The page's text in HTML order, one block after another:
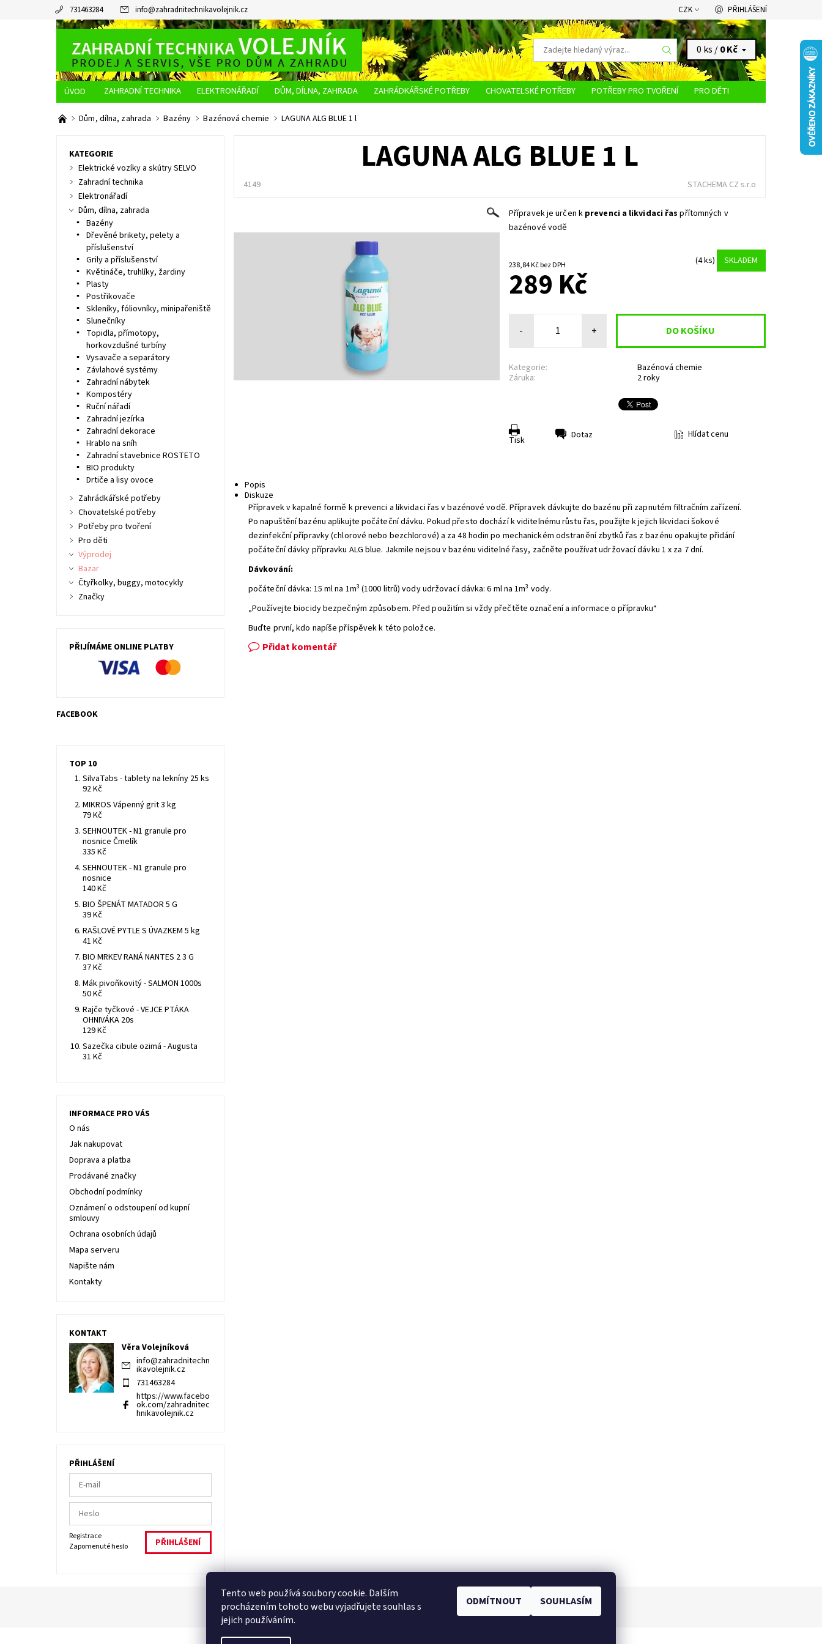
731463284 info@zahradnitechnikavolejnik.cz CZK PŘIHLÁŠENÍ
0 ks /0 Kč
ZAHRADNÍ TECHNIKA ELEKTRONÁŘADÍ DŮM, DÍLNA, ZAHRADA ZAHRÁDKÁŘSKÉ POTŘEBY CHOVATELSKÉ POTŘEBY POTŘEBY PRO TVOŘENÍ
PRO DĚTI
O NÁS
JAK NAKUPOVAT DOPRAVA A PLATBA OBCHODNÍ PODMÍNKY
Dům, dílna, zahrada Bazény Bazénová chemie LAGUNA ALG BLUE 1 l
LAGUNA ALG BLUE 1 L
4149 STACHEMA CZ s.r.o
Přípravek je určen k prevenci a likvidaci řas přítomných v
bazénové vodě
238,84 Kč bez DPH (4 ks) SKLADEM
289 Kč
- +
Kategorie:
Bazénová chemie
Záruka:
2 roky
Tisk Dotaz Hlídat cenu
Popis
Diskuze
Přípravek v kapalné formě k prevenci a likvidaci řas v bazénové vodě. Přípravek dávkujte do bazénu při zapnutém filtračním zařízení.
Po napuštění bazénu aplikujte počáteční dávku. Pokud přesto dochází k viditelnému růstu řas, použijte k jejich likvidaci šokové
dezinfekční přípravky (chlorové nebo bezchlorové) a za 48 hodin po mechanickém odstranění zbytků řas z bazénu opakujte přidání
počáteční dávky přípravku ALG blue. Jakmile nejsou v bazénu viditelné řasy, začněte používat udržovací dávku 1 x za 7 dní.
Dávkování:
počáteční dávka: 15 ml na 1m3 (1000 litrů) vody udržovací dávka: 6 ml na 1m3 vody.
„Používejte biocidy bezpečným způsobem. Před použitím si vždy přečtěte označení a informace o přípravku“
Buďte první, kdo napíše příspěvek k této položce.
Přidat komentář
KATEGORIE
Elektrické vozíky a skútry SELVO
Zahradní technika
Elektronářadí
Dům, dílna, zahrada
Bazény
Dřevěné brikety, pelety a
příslušenství
Grily a příslušenství
Květináče, truhlíky, žardiny
Plasty
Postřikovače
Skleníky, fóliovníky, minipařeniště
Slunečníky
Topidla, přímotopy,
horkovzdušné turbíny
Vysavače a separátory
Závlahové systémy
Zahradní nábytek
Kompostéry
Ruční nářadí
Zahradní jezírka
Zahradní dekorace
Hrablo na sníh
Zahradní stavebnice ROSTETO
BIO produkty
Drtiče a lisy ovoce
Zahrádkářské potřeby
Chovatelské potřeby
Potřeby pro tvoření
Pro děti
Výprodej
Bazar
Čtyřkolky, buggy, motocykly
Značky
PŘIJÍMÁME ONLINE PLATBY
FACEBOOK
TOP 10
SilvaTabs - tablety na lekníny 25 ks
92 Kč
MIKROS Vápenný grit 3 kg
79 Kč
SEHNOUTEK - N1 granule pro
nosnice Čmelík
335 Kč
SEHNOUTEK - N1 granule pro
nosnice
140 Kč
BIO ŠPENÁT MATADOR 5 G
39 Kč
RAŠLOVÉ PYTLE S ÚVAZKEM 5 kg
41 Kč
BIO MRKEV RANÁ NANTES 2 3 G
37 Kč
Mák pivoňkovitý - SALMON 1000s
50 Kč
Rajče tyčkové - VEJCE PTÁKA
OHNIVÁKA 20s
129 Kč
Sazečka cibule ozimá - Augusta
31 Kč
INFORMACE PRO VÁS
O nás
Jak nakupovat
Doprava a platba
Prodávané značky
Obchodní podmínky
Oznámení o odstoupení od kupní
smlouvy
Ochrana osobních údajů
Mapa serveru
Napište nám
Kontakty
KONTAKT
Věra Volejníková
info@zahradnitechn
ikavolejnik.cz
731463284
https://www.facebo
ok.com/zahradnitec
hnikavolejnik.cz
PŘIHLÁŠENÍ
Registrace
Zapomenuté heslo
Facebook | Heureka.cz Zboží.cz
Tento web používá soubory cookie. Dalším
procházením tohoto webu vyjadřujete souhlas s
jejich používáním.
ODMÍTNOUT SOUHLASÍM